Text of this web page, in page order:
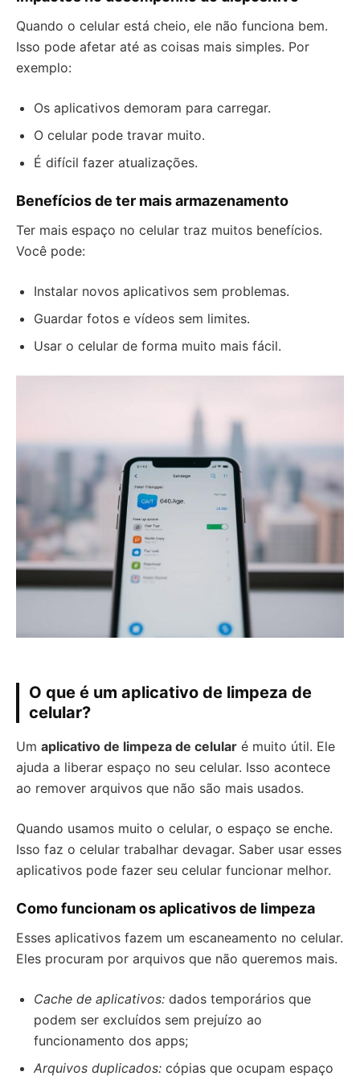
Quando o celular está cheio, ele não funciona bem.
Isso pode afetar até as coisas mais simples. Por
exemplo:
Os aplicativos demoram para carregar.
O celular pode travar muito.
É difícil fazer atualizações.
Benefícios de ter mais armazenamento
Ter mais espaço no celular traz muitos benefícios.
Você pode:
Instalar novos aplicativos sem problemas.
Guardar fotos e vídeos sem limites.
Usar o celular de forma muito mais fácil.
O que é um aplicativo de limpeza de
celular?
Um aplicativo de limpeza de celular é muito útil. Ele
ajuda a liberar espaço no seu celular. Isso acontece
ao remover arquivos que não são mais usados.
Quando usamos muito o celular, o espaço se enche.
Isso faz o celular trabalhar devagar. Saber usar esses
aplicativos pode fazer seu celular funcionar melhor.
Como funcionam os aplicativos de limpeza
Esses aplicativos fazem um escaneamento no celular.
Eles procuram por arquivos que não queremos mais.
Cache de aplicativos: dados temporários que
podem ser excluídos sem prejuízo ao
funcionamento dos apps;
Arquivos duplicados: cópias que ocupam espaço